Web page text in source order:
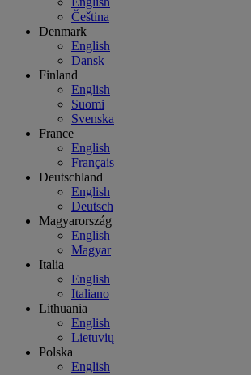
Čeština
Denmark
English
Dansk
Finland
English
Suomi
Svenska
France
English
Français
Deutschland
English
Deutsch
Magyarország
English
Magyar
Italia
English
Italiano
Lithuania
English
Lietuvių
Polska
English